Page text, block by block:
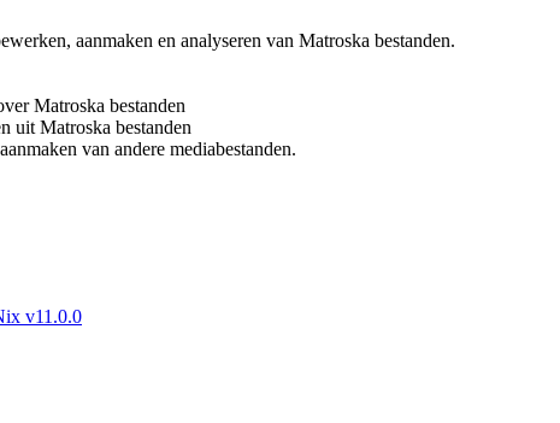
aanmaken en analyseren van Matroska bestanden.
Matroska bestanden
uit Matroska bestanden
van andere mediabestanden.